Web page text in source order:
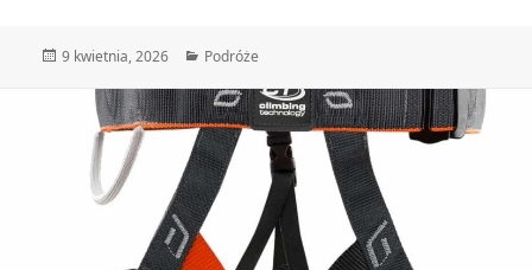
Data
9 kwietnia, 2026 Kategorie
Podróże